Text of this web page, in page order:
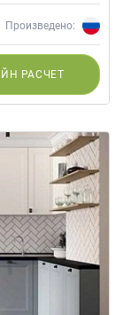
Мятный
Произведено:
РАСЧЕТ